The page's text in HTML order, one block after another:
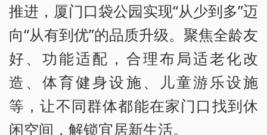
推进，厦门口袋公园实现“从少到多”迈
向“从有到优”的品质升级。聚焦全龄友
好、功能适配，合理布局适老化改
造、体育健身设施、儿童游乐设施
等，让不同群体都能在家门口找到休
闲空间，解锁宜居新生活。